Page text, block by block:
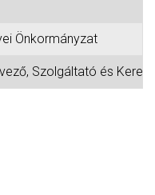
Önkormányzat
Szolgáltató és